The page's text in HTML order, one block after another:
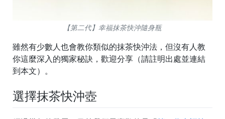
【第二代】幸福抹茶快沖隨身瓶
雖然有少數人也會教你類似的抹茶快沖法，但沒有人教
你這麼深入的獨家秘訣，歡迎分享（請註明出處並連結
到本文）。
選擇抹茶快沖壺